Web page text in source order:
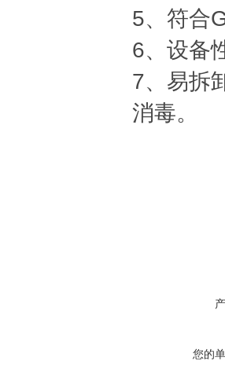
5、符合
6、设备
7、易拆
消毒。
您的